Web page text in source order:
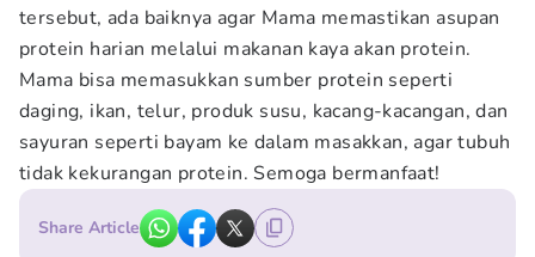
tersebut, ada baiknya agar Mama memastikan asupan
protein harian melalui makanan kaya akan protein.
Mama bisa memasukkan sumber protein seperti
daging, ikan, telur, produk susu, kacang-kacangan, dan
sayuran seperti bayam ke dalam masakkan, agar tubuh
tidak kekurangan protein. Semoga bermanfaat!
Share Article